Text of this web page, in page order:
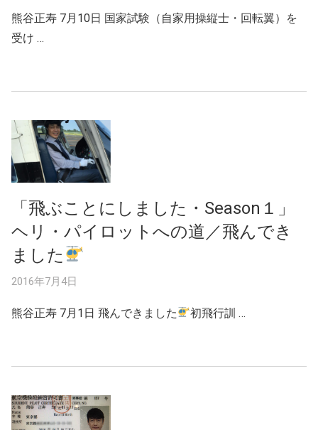
熊谷正寿 7月10日 国家試験（自家用操縦士・回転翼）を
受け …
「飛ぶことにしました・Season１」
ヘリ・パイロットへの道／飛んでき
ました
2016年7月4日
熊谷正寿 7月1日 飛んできました 初飛行訓 …